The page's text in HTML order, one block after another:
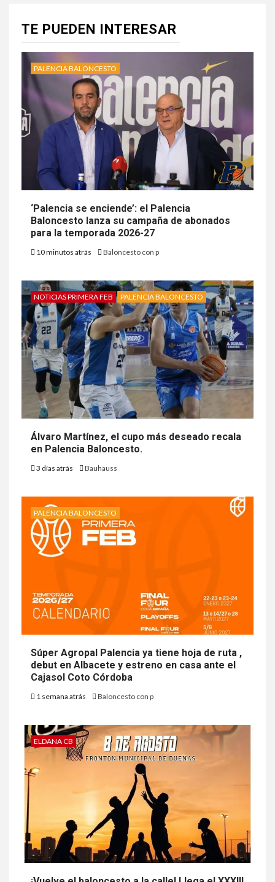
TE PUEDEN INTERESAR
PALENCIA BALONCESTO
‘Palencia se enciende’: el Palencia
Baloncesto lanza su campaña de abonados
para la temporada 2026-27
10 minutos atrás Baloncesto con p
NOTICIAS PRIMERA FEB PALENCIA BALONCESTO
Álvaro Martínez, el cupo más deseado recala
en Palencia Baloncesto.
3 días atrás Bauhauss
PALENCIA BALONCESTO
Súper Agropal Palencia ya tiene hoja de ruta ,
debut en Albacete y estreno en casa ante el
Cajasol Coto Córdoba
1 semana atrás Baloncesto con p
ELDANA CB